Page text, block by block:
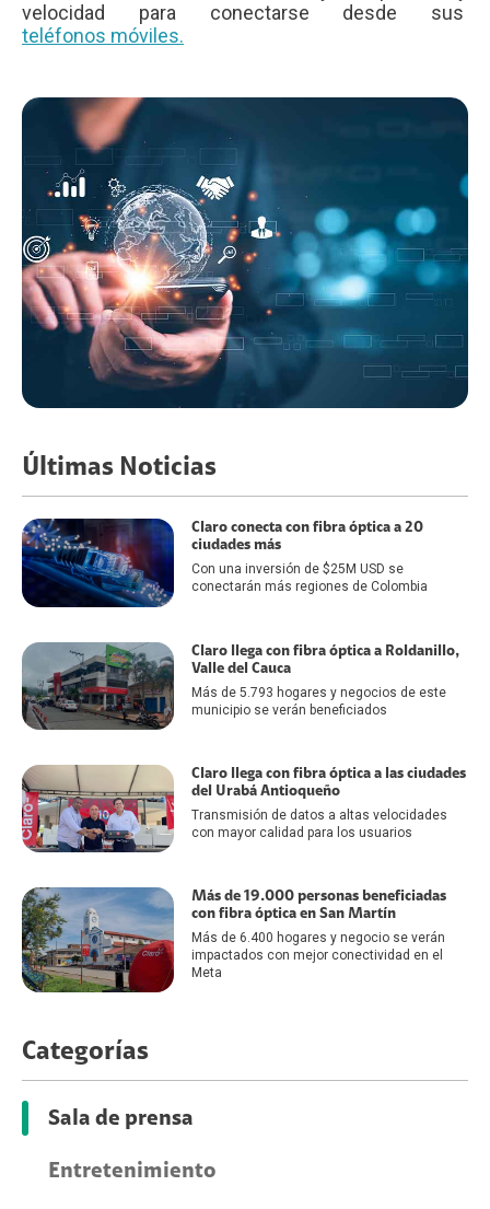
velocidad para conectarse desde sus
teléfonos móviles.
Últimas Noticias
Claro conecta con fibra óptica a 20
ciudades más
Con una inversión de $25M USD se
conectarán más regiones de Colombia
Claro llega con fibra óptica a Roldanillo,
Valle del Cauca
Más de 5.793 hogares y negocios de este
municipio se verán beneficiados
Claro llega con fibra óptica a las ciudades
del Urabá Antioqueño
Transmisión de datos a altas velocidades
con mayor calidad para los usuarios
Más de 19.000 personas beneficiadas
con fibra óptica en San Martín
Más de 6.400 hogares y negocio se verán
impactados con mejor conectividad en el
Meta
Categorías
Sala de prensa
Entretenimiento